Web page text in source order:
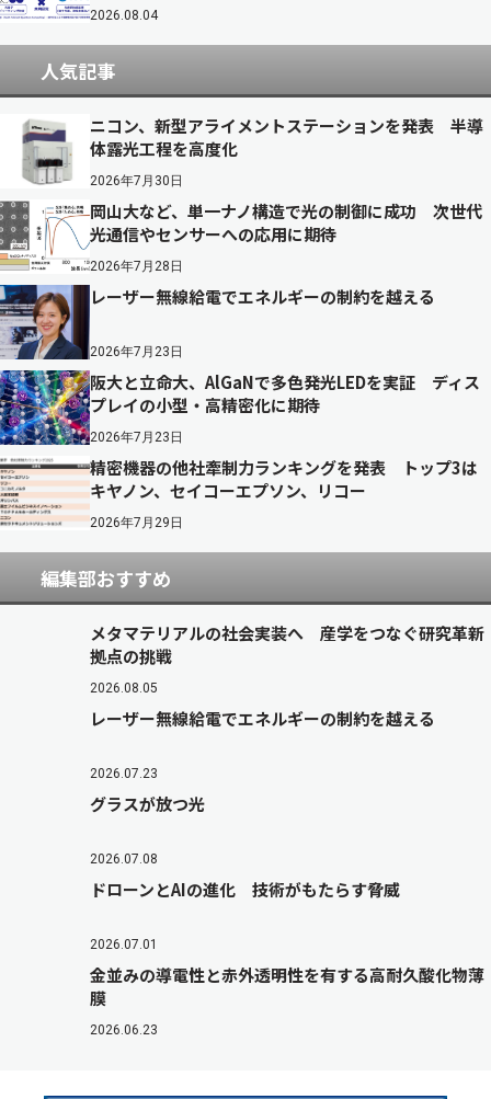
2026.08.04
人気記事
ニコン、新型アライメントステーションを発表 半導
体露光工程を高度化
2026年7月30日
岡山大など、単一ナノ構造で光の制御に成功 次世代
光通信やセンサーへの応用に期待
2026年7月28日
レーザー無線給電でエネルギーの制約を越える
2026年7月23日
阪大と立命大、AlGaNで多色発光LEDを実証 ディス
プレイの小型・高精密化に期待
2026年7月23日
精密機器の他社牽制力ランキングを発表 トップ3は
キヤノン、セイコーエプソン、リコー
2026年7月29日
編集部おすすめ
メタマテリアルの社会実装へ 産学をつなぐ研究革新
拠点の挑戦
2026.08.05
レーザー無線給電でエネルギーの制約を越える
2026.07.23
グラスが放つ光
2026.07.08
ドローンとAIの進化 技術がもたらす脅威
2026.07.01
金並みの導電性と赤外透明性を有する高耐久酸化物薄
膜
2026.06.23